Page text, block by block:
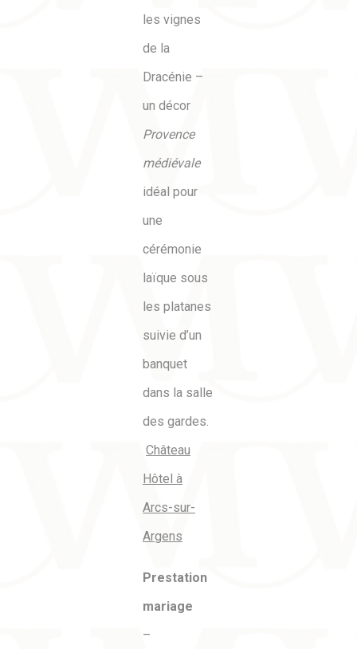
les vignes
de la
Dracénie –
un décor
Provence
médiévale
idéal pour
une
cérémonie
laïque sous
les platanes
suivie d’un
banquet
dans la salle
des gardes.
Château
Hôtel à
Arcs-sur-
Argens
Prestation
mariage
–